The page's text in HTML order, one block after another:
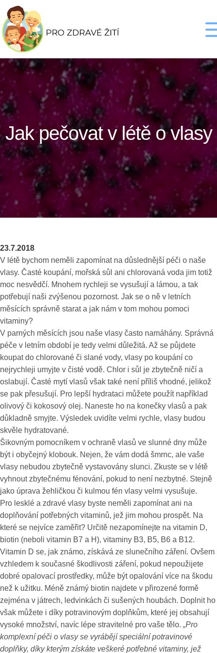
Jak pečovat v létě o vlasy
23.7.2018
V létě bychom neměli zapomínat na důslednější péči o naše
vlasy. Časté koupání, mořská sůl ani chlorovaná voda jim totiž
moc nesvědčí. Mnohem rychleji se vysušují a lámou, a tak
potřebují naši zvýšenou pozornost. Jak se o ně v letních
měsících správně starat a jak nám v tom mohou pomoci
vitaminy?
V parných měsících jsou naše vlasy často namáhány. Správná
péče v letním období je tedy velmi důležitá. Až se půjdete
koupat do chlorované či slané vody, vlasy po koupání co
nejrychleji umyjte v čisté vodě. Chlor i sůl je zbytečně ničí a
oslabují. Časté mytí vlasů však také není příliš vhodné, jelikož
se pak přesušují. Pro lepší hydrataci můžete použít například
olivový či kokosový olej. Naneste ho na konečky vlasů a pak
důkladně smyjte. Výsledek uvidíte velmi rychle, vlasy budou
skvěle hydratované.
Šikovným pomocníkem v ochraně vlasů ve slunné dny může
být i obyčejný klobouk. Nejen, že vám dodá šmrnc, ale vaše
vlasy nebudou zbytečně vystavovány slunci. Zkuste se v létě
vyhnout zbytečnému fénování, pokud to není nezbytné. Stejně
jako úprava žehličkou či kulmou fén vlasy velmi vysušuje.
Pro lesklé a zdravé vlasy byste neměli zapomínat ani na
doplňování potřebných vitaminů, jež jim mohou prospět. Na
které se nejvíce zaměřit? Určitě nezapomínejte na vitamin D,
biotin (neboli vitamin B7 a H), vitaminy B3, B5, B6 a B12.
Vitamin D se, jak známo, získává ze slunečního záření. Ovšem
vzhledem k současné škodlivosti záření, pokud nepoužijete
dobré opalovací prostředky, může být opalování více na škodu
než k užitku. Méně známý biotin najdete v přirozené formě
zejména v játrech, ledvinkách či sušených houbách. Doplnit ho
však můžete i díky potravinovým doplňkům, které jej obsahují
vysoké množství, navíc lépe stravitelné pro vaše tělo. „Pro
komplexní péči o vlasy se vyrábějí speciální potravinové
doplňky, díky kterým získáte veškeré potřebné vitaminy, jež